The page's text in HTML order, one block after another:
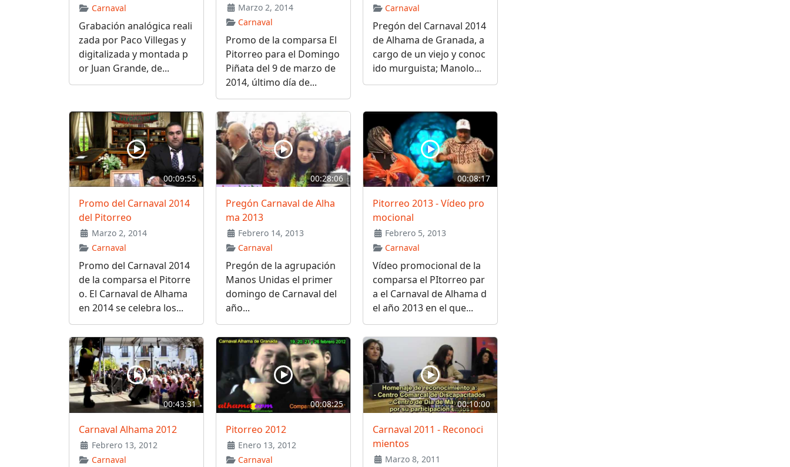
Carnaval
Grabación analógica reali
zada por Paco Villegas y
digitalizada y montada p
or Juan Grande, de...
Marzo 2, 2014
Carnaval
Promo de la comparsa El
Pitorreo para el Domingo
Piñata del 9 de marzo de
2014, último día de...
Carnaval
Pregón del Carnaval 2014
de Alhama de Granada, a
cargo de un viejo y conoc
ido murguista; Manolo...
00:09:55
Promo del Carnaval 2014
del Pitorreo
Marzo 2, 2014
Carnaval
Promo del Carnaval 2014
de la comparsa el Pitorre
o. El Carnaval de Alhama
en 2014 se celebra los...
00:28:06
Pregón Carnaval de Alha
ma 2013
Febrero 14, 2013
Carnaval
Pregón de la agrupación
Manos Unidas el primer
domingo de Carnaval del
año...
00:08:17
Pitorreo 2013 - Vídeo pro
mocional
Febrero 5, 2013
Carnaval
Vídeo promocional de la
comparsa el PItorreo par
a el Carnaval de Alhama d
el año 2013 en el que...
00:43:31
Carnaval Alhama 2012
Febrero 13, 2012
Carnaval
00:08:25
Pitorreo 2012
Enero 13, 2012
Carnaval
00:10:00
Carnaval 2011 - Reconoci
mientos
Marzo 8, 2011